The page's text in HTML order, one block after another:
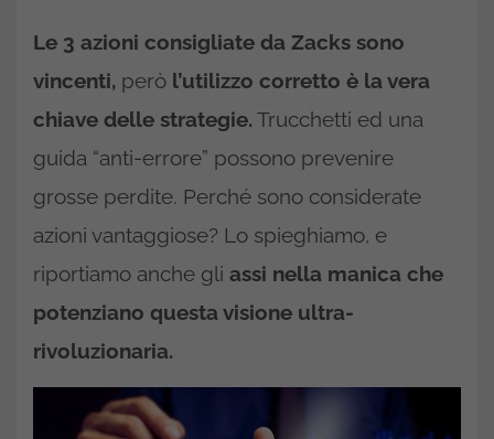
Le 3 azioni consigliate da Zacks sono
vincenti, però l’utilizzo corretto è la vera
chiave delle strategie. Trucchetti ed una
guida “anti-errore” possono prevenire
grosse perdite. Perché sono considerate
azioni vantaggiose? Lo spieghiamo, e
riportiamo anche gli assi nella manica che
potenziano questa visione ultra-
rivoluzionaria.